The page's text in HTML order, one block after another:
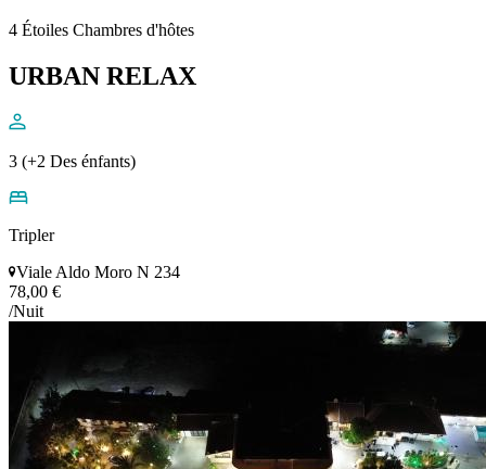
4 Étoiles Chambres d'hôtes
URBAN RELAX
3 (+2 Des énfants)
Tripler
Viale Aldo Moro N 234
78,00 €
/Nuit